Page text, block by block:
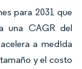
para 2031 que
una CAGR del
a medida
y el costo